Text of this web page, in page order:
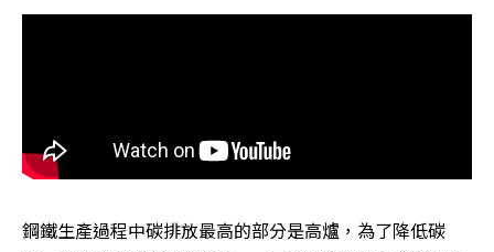
鋼鐵生產過程中碳排放最高的部分是高爐，為了降低碳